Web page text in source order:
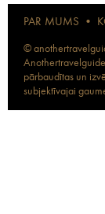
PAR MUMS •
©
pārbaudītas un
subjektīvajai